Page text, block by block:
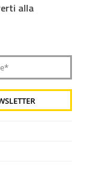
alla